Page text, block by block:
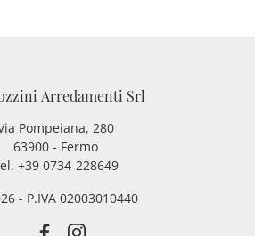
Arredamenti Srl
Pompeiana, 280
63900 - Fermo
+39 0734-228649
- P.IVA 02003010440